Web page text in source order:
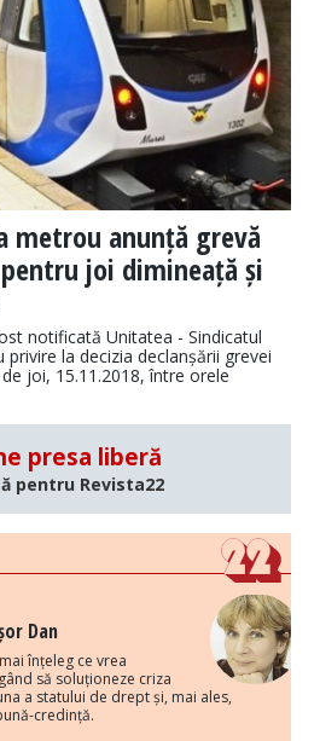
metrou anunță grevă
joi dimineață și
notificată Unitatea - Sindicatul
la decizia declanșării grevei
joi, 15.11.2018, între orele
presa liberă
pentru Revista22
Dan
înțeleg ce vrea
să soluționeze criza
a statului de drept și, mai ales,
credință.